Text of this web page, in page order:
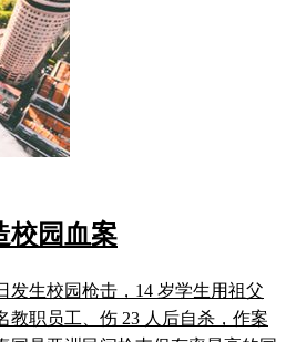
校园血案
发生校园枪击，14 岁学生用祖父
教职员工、伤 23 人后自杀，作案